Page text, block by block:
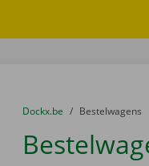
U bevindt zich hier:
van
Dockx.be naar
Bestelwagens